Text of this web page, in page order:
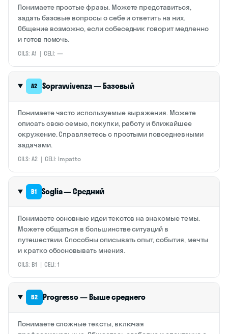
Понимаете простые фразы. Можете представиться,
задать базовые вопросы о себе и ответить на них.
Общение возможно, если собеседник говорит медленно
и готов помочь.
CILS: A1 | CELI: —
A2 Sopravvivenza — Базовый
Понимаете часто используемые выражения. Можете
описать свою семью, покупки, работу и ближайшее
окружение. Справляетесь с простыми повседневными
задачами.
CILS: A2 | CELI: Impatto
B1 Soglia — Средний
Понимаете основные идеи текстов на знакомые темы.
Можете общаться в большинстве ситуаций в
путешествии. Способны описывать опыт, события, мечты
и кратко обосновывать мнения.
CILS: B1 | CELI: 1
B2 Progresso — Выше среднего
Понимаете сложные тексты, включая